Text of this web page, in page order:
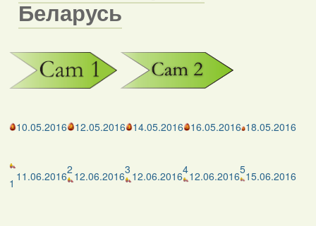
Беларусь
10.05.2016 12.05.2016 14.05.2016 16.05.2016 18.05.2016
1 11.06.20162 12.06.20163 12.06.2016412.06.2016515.06.2016